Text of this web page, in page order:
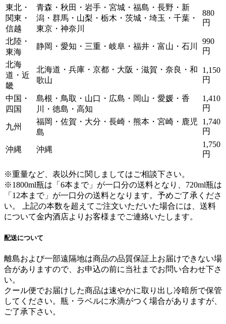
東北・
関東・
信越
青森・秋田・岩手・宮城・福島・長野・新
潟・群馬・山梨・栃木・茨城・埼玉・千葉・
東京・神奈川
880
円
北陸・
東海
静岡・愛知・三重・岐阜・福井・富山・石川
990
円
北海
道・近
畿
北海道・兵庫・京都・大阪・滋賀・奈良・和
歌山
1,150
円
中国・
四国
島根・鳥取・山口・広島・岡山・愛媛・香
川・徳島・高知
1,410
円
九州
福岡・佐賀・大分・長崎・熊本・宮崎・鹿児
島
1,740
円
沖縄 沖縄
1,750
円
※重量など、表以外に関しましてはご相談下さい。
※1800ml瓶は「6本まで」が一口分の送料となり、720ml瓶は
「12本まで」が一口分の送料となります。 予めご了承くださ
い。 上記の本数を超えてご注文いただいた場合には、送料
について金内酒店よりお客様までご連絡いたします。
配送について
離島および一部遠隔地は商品の品質保証上お届けできない場
合がありますので、お申込の前に当社までお問い合わせ下さ
い。
クール便でお届けした商品は速やかに取り出し冷暗所で保管
してください。瓶・ラベルに水滴がつく場合がありますが、
ご了承下さい。